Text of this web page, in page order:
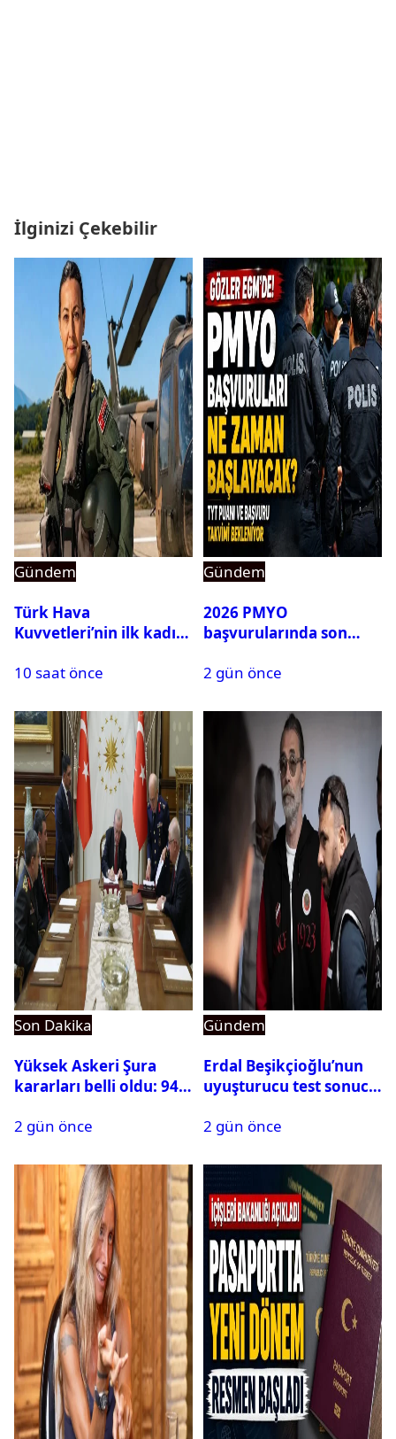
İlginizi Çekebilir
Gündem
Türk Hava
Kuvvetleri’nin ilk kadın
Karapınar hakkında
ortaya çıktı
10 saat önce
Gündem
2026 PMYO
başvurularında son
2 gün önce
Son Dakika
Yüksek Askeri Şura
kararları belli oldu: 94
2 gün önce
Gündem
Erdal Beşikçioğlu’nun
uyuşturucu test sonucu
2 gün önce